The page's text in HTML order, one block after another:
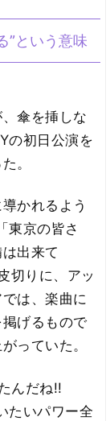
”という意味
傘を挿しな
の初日公演を
。
かれるよう
東京の皆さ
出来て
切りに、アッ
は、楽曲に
げるもので
っていた。
んだね!!
たいパワー全